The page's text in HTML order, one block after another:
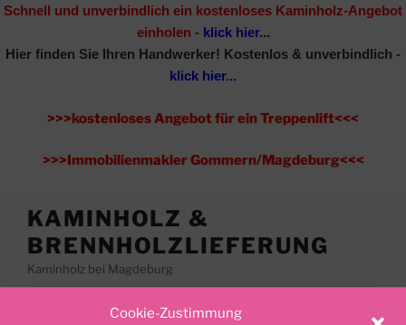
Cookie-Zustimmung
Schnell und unverbindlich ein kostenloses Kaminholz-Angebot
einholen -klick hier...
Hier finden Sie Ihren Handwerker! Kostenlos & unverbindlich -
klick hier...
>>>kostenloses Angebot für ein Treppenlift<<<
>>>Immobilienmakler Gommern/Magdeburg<<<
Inhalt
springen
KAMINHOLZ &
BRENNHOLZLIEFERUNG
Kaminholz bei Magdeburg
Menü